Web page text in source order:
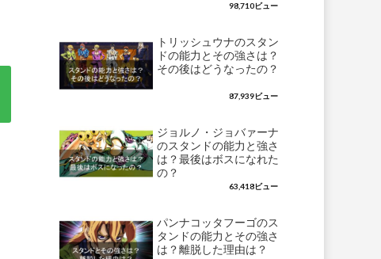
98,710ビュー
トリッシュウナのスタン
ドの能力とその強さは？
その後はどうなったの？
87,939ビュー
ジョルノ・ジョバァーナ
のスタンドの能力と強さ
は？最後はボスになれた
の？
63,418ビュー
パンナコッタフーゴのス
タンドの能力とその強さ
は？離脱した理由は？